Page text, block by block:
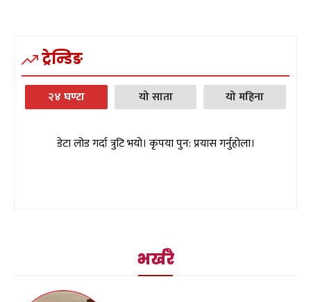
ट्रेन्डिङ
२४ घण्टा यो साता यो महिना
डेटा लोड गर्दा त्रुटि भयो। कृपया पुन: प्रयास गर्नुहोला।
भर्खरै